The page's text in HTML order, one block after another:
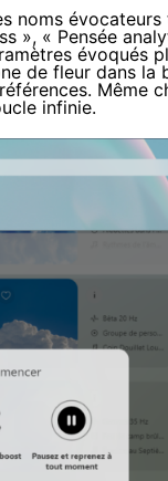
noms
», « Pensée
évoqués
de fleur dans la
Même
infinie.